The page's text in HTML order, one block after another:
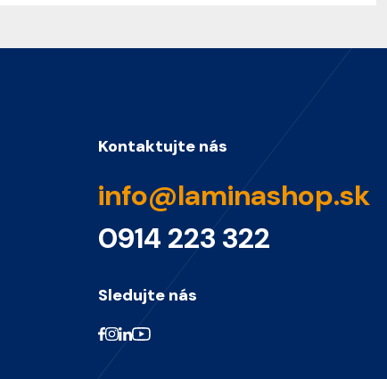
Kontaktujte nás
info@laminashop.sk
0914 223 322
Sledujte nás